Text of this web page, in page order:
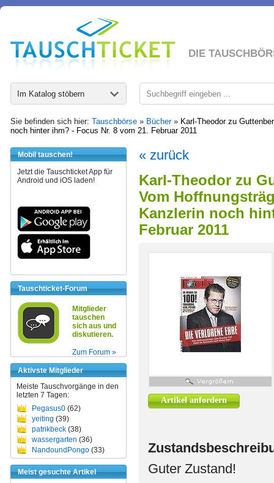
DIE
Im Katalog stöbern
Sie befinden sich hier: Tauschbörse » Bücher» Karl-Theodor zu
noch hinter ihm? - Focus Nr. 8 vom 21. Februar 2011
Mobil tauschen!
Jetzt die Tauschticket App für
Android und iOS laden!
Tauschticket-Forum
Mitglieder
tauschen
sich aus und
diskutieren.
Zum Forum »
Aktivste Mitglieder
Meiste Tauschvorgänge in den
letzten 7 Tagen:
Pegasus0 (62)
yeiting (39)
patrikbeck (38)
wassergarten (36)
NandoundPongo (33)
Meist gesuchte Artikel
« zurück
Karl-Theodor zu
Vom
Kanzlerin noch
Februar 2011
Artikel anfordern
Guter Zustand!